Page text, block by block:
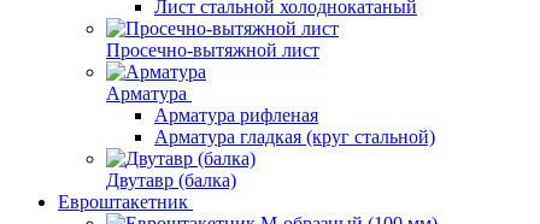
Лист стальной холоднокатаный
Просечно-вытяжной лист
Арматура
Арматура рифленая
Арматура гладкая (круг стальной)
Двутавр (балка)
Евроштакетник